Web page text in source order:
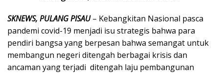
SKNEWS, PULANG PISAU– Kebangkitan Nasional pasca
pandemi covid-19 menjadi isu strategis bahwa para
pendiri bangsa yang berpesan bahwa semangat untuk
membangun negeri ditengah berbagai krisis dan
ancaman yang terjadi ditengah laju pembangunan